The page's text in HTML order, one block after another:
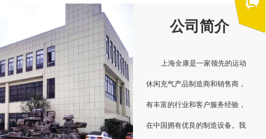
公司简介
上海全康是一家领先的运动
休闲充气产品制造商和销售商，
有丰富的行业和客户服务经验，
在中国拥有优良的制造设备。我